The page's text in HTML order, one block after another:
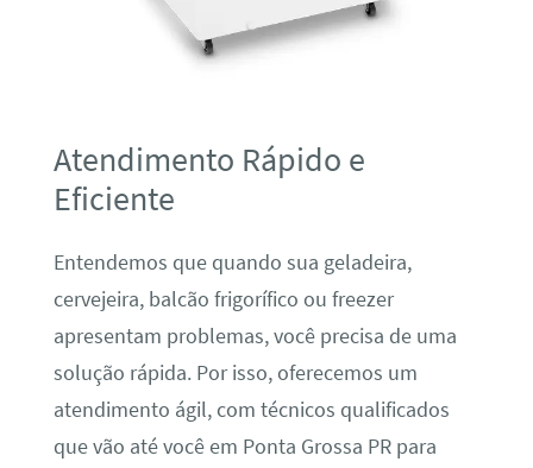
Atendimento Rápido e
Eficiente
Entendemos que quando sua geladeira,
cervejeira, balcão frigorífico ou freezer
apresentam problemas, você precisa de uma
solução rápida. Por isso, oferecemos um
atendimento ágil, com técnicos qualificados
que vão até você em Ponta Grossa PR para